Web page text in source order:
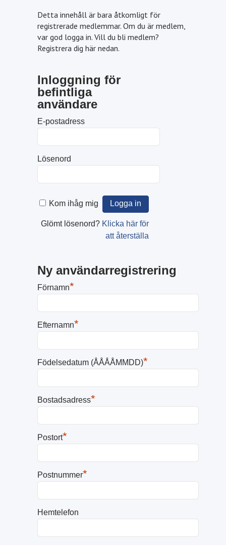
Detta innehåll är bara åtkomligt för
registrerade medlemmar. Om du är medlem,
var god logga in. Vill du bli medlem?
Registrera dig här nedan.
Inloggning för
befintliga
användare
E-postadress
Lösenord
Kom ihåg mig
Glömt lösenord? Klicka här för
att återställa
Ny användarregistrering
Förnamn*
Efternamn*
Födelsedatum (ÅÅÅÅMMDD)*
Bostadsadress*
Postort*
Postnummer*
Hemtelefon